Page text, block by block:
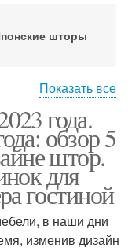
шторы
шторы
шторы
Показать все
года.
обзор 5
штор.
для
гостиной
в наши дни
изменив дизайн